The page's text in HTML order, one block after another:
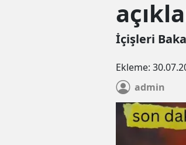
İçişleri
Ekleme:
admin